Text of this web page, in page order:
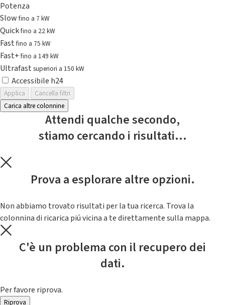
Potenza
Slowfino a 7 kW
Quickfino a 22 kW
Fastfino a 75 kW
Fast+fino a 149 kW
Ultrafast superiori a 150 kW
Accessibile h24
Applica
Cancella filtri
Carica altre colonnine
Attendi qualche secondo,
stiamo cercando i risultati...
Prova a esplorare altre opzioni.
Non abbiamo trovato risultati per la tua ricerca. Trova la
colonnina di ricarica piú vicina a te direttamente sulla mappa.
C'è un problema con il recupero dei
dati.
Per favore riprova.
Riprova